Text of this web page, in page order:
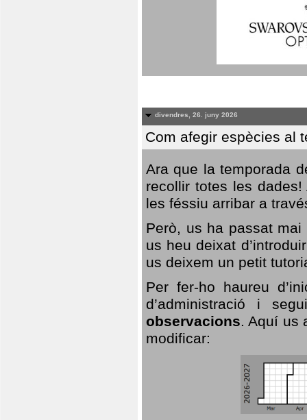
divendres, 26. juny 2026
Com afegir espècies al
Ara que la temporada
recollir totes les
les féssiu arribar a
Però, us ha passat
us heu deixat
us deixem un petit
Per fer-ho haureu
d’administració i
observacions. Aquí us
modificar: